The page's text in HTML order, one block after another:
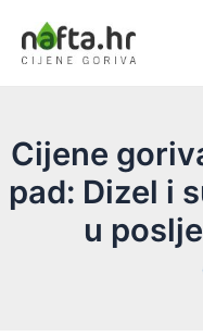
content
Cijene
pad: Dizel i
u